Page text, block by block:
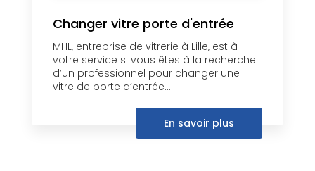
Changer vitre porte d'entrée
MHL, entreprise de vitrerie à Lille, est à
votre service si vous êtes à la recherche
d’un professionnel pour changer une
vitre de porte d’entrée....
En savoir plus